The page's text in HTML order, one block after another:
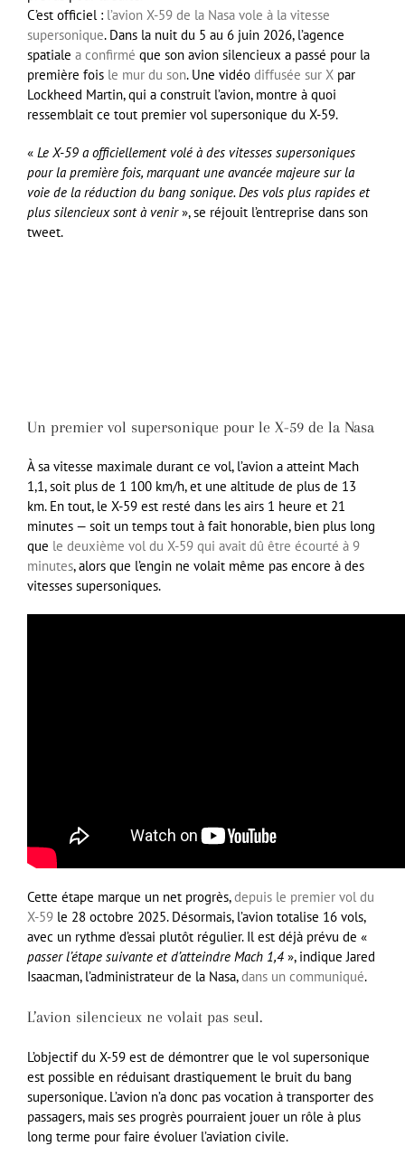
C’est officiel : l’avion X-59 de la Nasa vole à la vitesse
supersonique. Dans la nuit du 5 au 6 juin 2026, l’agence
spatiale a confirmé que son avion silencieux a passé pour la
première fois le mur du son. Une vidéo diffusée sur X par
Lockheed Martin, qui a construit l’avion, montre à quoi
ressemblait ce tout premier vol supersonique du X-59.
« Le X-59 a officiellement volé à des vitesses supersoniques
pour la première fois, marquant une avancée majeure sur la
voie de la réduction du bang sonique. Des vols plus rapides et
plus silencieux sont à venir», se réjouit l’entreprise dans son
tweet.
Un premier vol supersonique pour le X-59 de la Nasa
À sa vitesse maximale durant ce vol, l’avion a atteint Mach
1,1, soit plus de 1 100 km/h, et une altitude de plus de 13
km. En tout, le X-59 est resté dans les airs 1 heure et 21
minutes — soit un temps tout à fait honorable, bien plus long
que le deuxième vol du X-59 qui avait dû être écourté à 9
minutes, alors que l’engin ne volait même pas encore à des
vitesses supersoniques.
Cette étape marque un net progrès,depuis le premier vol du
X-59 le 28 octobre 2025. Désormais, l’avion totalise 16 vols,
avec un rythme d’essai plutôt régulier. Il est déjà prévu de «
passer l’étape suivante et d’atteindre Mach 1,4 », indique Jared
Isaacman, l’administrateur de la Nasa,dans un communiqué.
L’avion silencieux ne volait pas seul.
L’objectif du X-59 est de démontrer que le vol supersonique
est possible en réduisant drastiquement le bruit du bang
supersonique. L’avion n’a donc pas vocation à transporter des
passagers, mais ses progrès pourraient jouer un rôle à plus
long terme pour faire évoluer l’aviation civile.